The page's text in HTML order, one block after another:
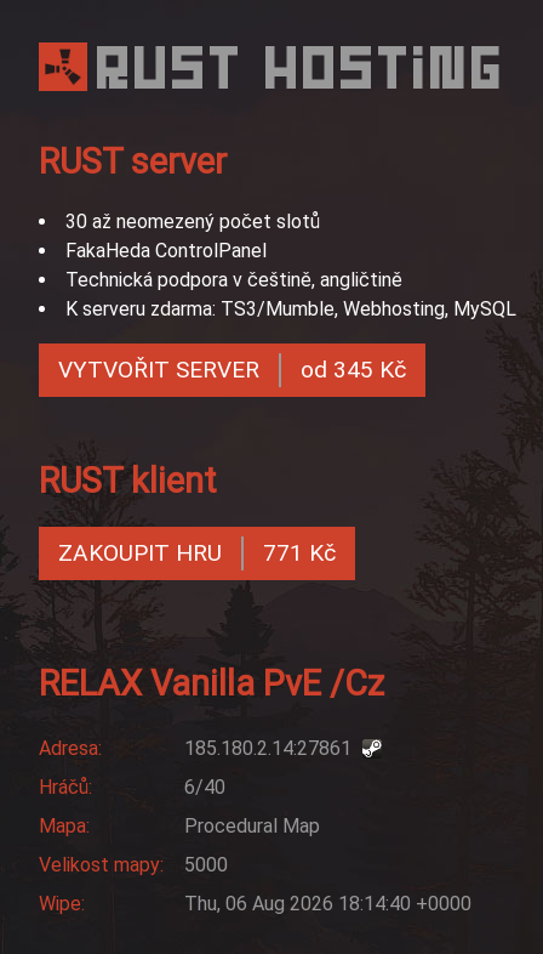
RUST HOSTING
RUST server
30 až neomezený počet slotů
FakaHeda ControlPanel
Technická podpora v češtině, angličtině
K serveru zdarma: TS3/Mumble, Webhosting, MySQL
VYTVOŘIT SERVER od 345 Kč
RUST klient
ZAKOUPIT HRU 771 Kč
RELAX Vanilla PvE /Cz
Adresa:
185.180.2.14:27861
Hráčů:
6/40
Mapa:
Procedural Map
Velikost mapy:
5000
Wipe:
Thu, 06 Aug 2026 18:14:40 +0000